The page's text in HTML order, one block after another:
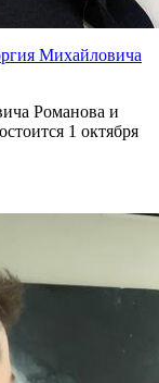
Михайловича
Романова и
1 октября